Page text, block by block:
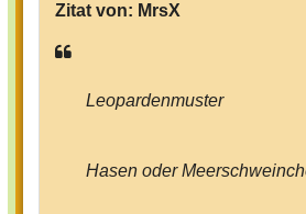
Zitat von: MrsX
Leopardenmuster
Hasen oder